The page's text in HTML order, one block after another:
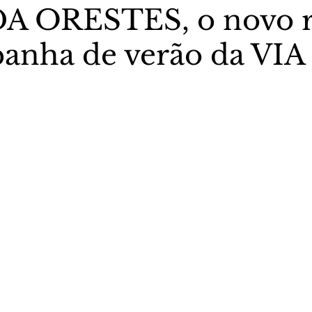
The Vip Club Business Marujo Carioca
ORESTES, o novo
de verão da VIA
estrelas.